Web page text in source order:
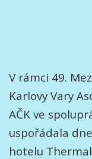
V rámci 49.
Karlovy Vary
AČK ve
uspořádala
hotelu